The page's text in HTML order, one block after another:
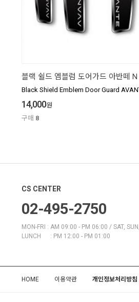
블랙 쉴드 엠블럼 도어가드 아반떼 N
Black Shield Emblem Door Guard
14,000원
구매 8
CS CENTER
02-495-2750
MON-FRI : AM 09:00 - PM 06:00 / SAT,
LUNCH : PM 12:00 - PM 01:00
HOME 이용약관 개인정보처리방침